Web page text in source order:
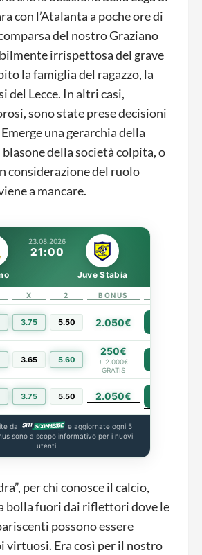
con l’Atalanta a poche ore di
del nostro Graziano
irrispettosa del grave
la famiglia del ragazzo, la
del Lecce. In altri casi,
sono state prese decisioni
una gerarchia della
della società colpita, o
considerazione del ruolo
a mancare.
23.08.2026
21:00
Juve Stabia
X 2 BONUS
3.75 5.50 2.050€
3.65 5.60
250€
+ 2.000€
GRATIS
3.75 5.50 2.050€
da
e aggiornate ogni 5
sono a scopo informativo per i nuovi
utenti.
per chi conosce il calcio,
bolla fuori dai riflettori dove le
possono essere
virtuosi. Era così per il nostro